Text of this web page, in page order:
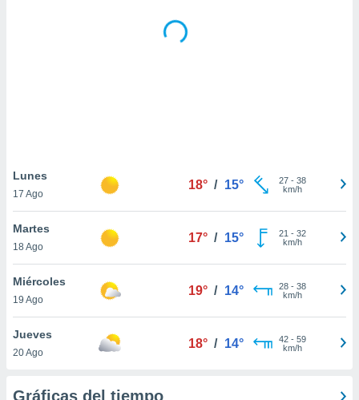
similares
como
sitio
de
traten tus
en
interés
su
Lunes
17 Ago
18° / 15° 27- 38
km/h
Martes
18 Ago
17° / 15° 21 - 32
km/h
Miércoles
19 Ago
19° / 14° 28- 38
km/h
Jueves
20 Ago
18° / 14° 42- 59
km/h
Gráficas del tiempo